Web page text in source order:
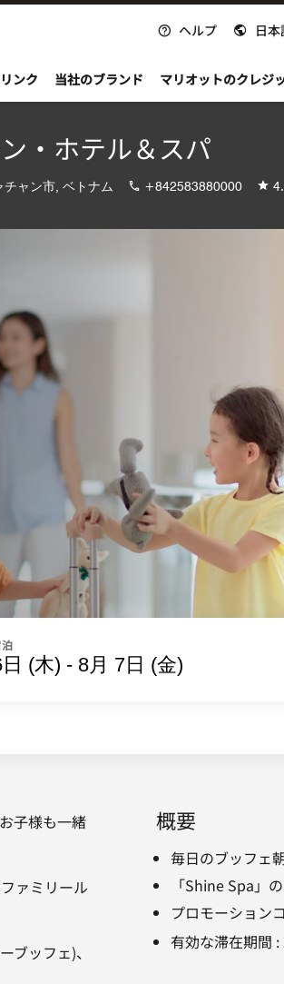
ヘルプ 日本
ンク 当社のブランド マリオットのクレジ
・ホテル＆スパ
ャン市, ベトナム +842583880000
(木) - 8月 7日 (金)
子様も一緒
ァミリール
ブッフェ)、
概要
毎日のブッフェ
「Shine Spa」
プロモーション
有効な滞在期間 :